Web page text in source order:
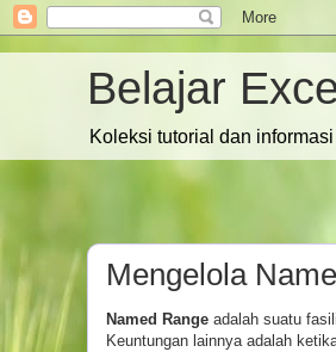
Belajar
Koleksi tutorial dan
Mengelola
Named Range adalah suatu
Keuntungan lainnya adalah